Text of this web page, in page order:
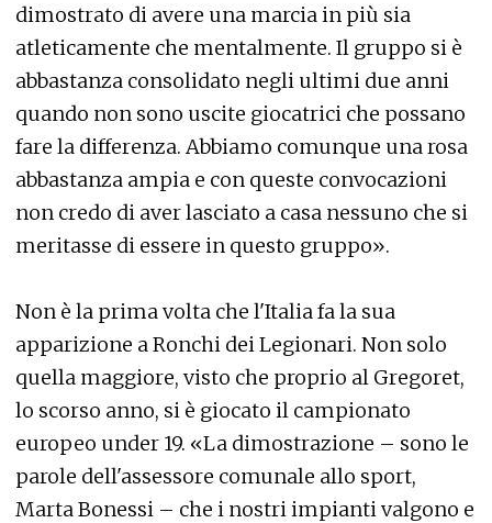
dimostrato di avere una marcia in più sia
atleticamente che mentalmente. Il gruppo si è
abbastanza consolidato negli ultimi due anni
quando non sono uscite giocatrici che possano
fare la differenza. Abbiamo comunque una rosa
abbastanza ampia e con queste convocazioni
non credo di aver lasciato a casa nessuno che si
meritasse di essere in questo gruppo».
Non è la prima volta che l'Italia fa la sua
apparizione a Ronchi dei Legionari. Non solo
quella maggiore, visto che proprio al Gregoret,
lo scorso anno, si è giocato il campionato
europeo under 19. «La dimostrazione – sono le
parole dell'assessore comunale allo sport,
Marta Bonessi – che i nostri impianti valgono e